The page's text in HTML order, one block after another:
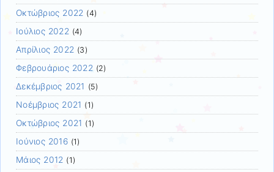
Οκτώβριος 2022 (4)
Ιούλιος 2022 (4)
Απρίλιος 2022 (3)
Φεβρουάριος 2022 (2)
Δεκέμβριος 2021 (5)
Νοέμβριος 2021 (1)
Οκτώβριος 2021 (1)
Ιούνιος 2016(1)
Μάιος 2012 (1)